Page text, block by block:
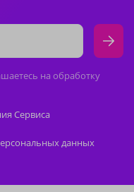
на обработку
Сервиса
данных